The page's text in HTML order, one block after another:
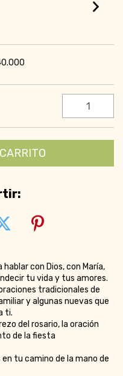
con Dios, con María,
tu vida y tus amores.
tradicionales de
y algunas nuevas que
ti.
del rosario, la oración
de la fiesta
tu camino de la mano de